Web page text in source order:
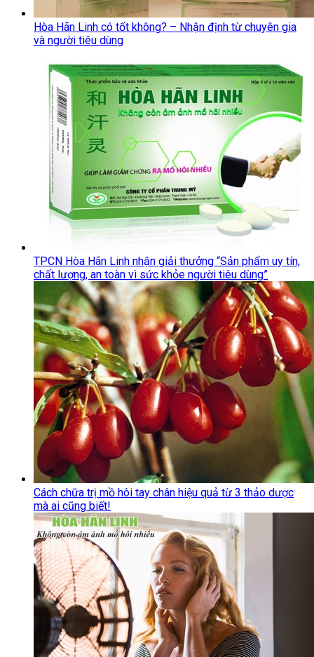
Hòa Hãn Linh có tốt không? – Nhận định từ chuyên gia
và người tiêu dùng
TPCN Hòa Hãn Linh nhận giải thưởng “Sản phẩm uy tín,
chất lượng, an toàn vì sức khỏe người tiêu dùng”
Cách chữa trị mồ hôi tay chân hiệu quả từ 3 thảo dược
mà ai cũng biết!